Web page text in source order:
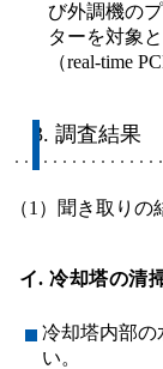
び外調機の
ターを対象
（real-time
3. 調査結果
（1）聞き取りの
イ. 冷却塔の清
冷却塔内部の
い。